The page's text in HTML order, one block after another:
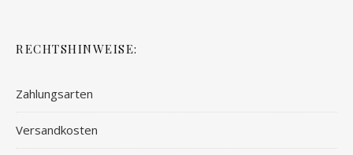
RECHTSHINWEISE:
Zahlungsarten
Versandkosten